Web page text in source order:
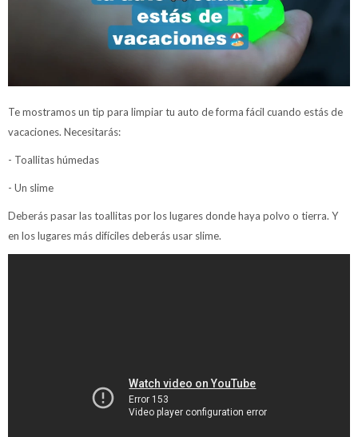
Te mostramos un tip para limpiar tu auto de forma fácil cuando estás de
vacaciones. Necesitarás:
- Toallitas húmedas
- Un slime
Deberás pasar las toallitas por los lugares donde haya polvo o tierra. Y
en los lugares más difíciles deberás usar slime.